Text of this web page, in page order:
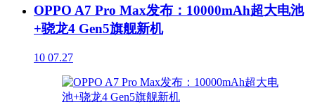
OPPO A7 Pro Max发布：10000mAh超大电池
+骁龙4 Gen5旗舰新机
10 07.27